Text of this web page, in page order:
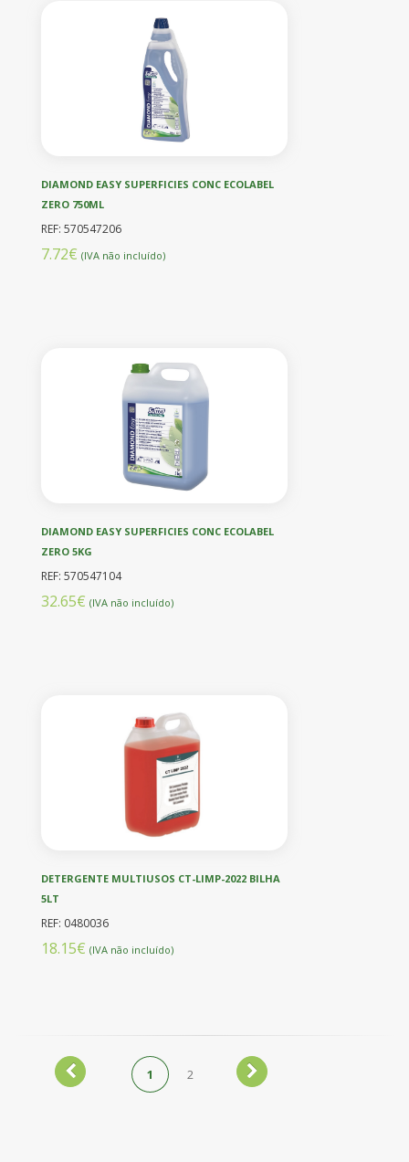
DIAMOND EASY SUPERFICIES CONC ECOLABEL
ZERO 750ML
REF: 570547206
7.72€ (IVA não incluído)
DIAMOND EASY SUPERFICIES CONC ECOLABEL
ZERO 5KG
REF: 570547104
32.65€ (IVA não incluído)
DETERGENTE MULTIUSOS CT-LIMP-2022 BILHA
5LT
REF: 0480036
18.15€ (IVA não incluído)
1 2